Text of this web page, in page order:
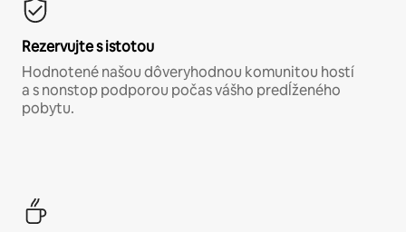
Rezervujte s istotou
Hodnotené našou dôveryhodnou komunitou hostí
a s nonstop podporou počas vášho predĺženého
pobytu.